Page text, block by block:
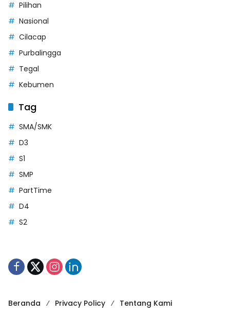
Pilihan
Nasional
Cilacap
Purbalingga
Tegal
Kebumen
Tag
SMA/SMK
D3
S1
SMP
PartTime
D4
S2
Beranda Privacy Policy Tentang Kami